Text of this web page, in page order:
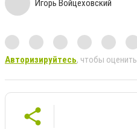
Игорь Войцеховский
Авторизируйтесь, чтобы оценить